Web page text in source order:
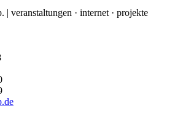
veranstaltungen · internet · projekte